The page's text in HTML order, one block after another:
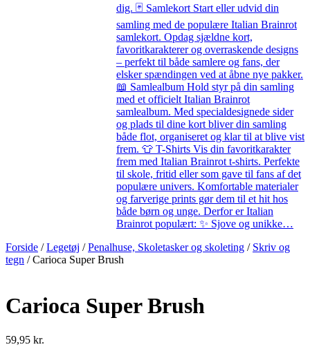
dig. 🃏 Samlekort Start eller udvid din
samling med de populære Italian Brainrot
samlekort. Opdag sjældne kort,
favoritkarakterer og overraskende designs
– perfekt til både samlere og fans, der
elsker spændingen ved at åbne nye pakker.
📖 Samlealbum Hold styr på din samling
med et officielt Italian Brainrot
samlealbum. Med specialdesignede sider
og plads til dine kort bliver din samling
både flot, organiseret og klar til at blive vist
frem. 👕 T-Shirts Vis din favoritkarakter
frem med Italian Brainrot t-shirts. Perfekte
til skole, fritid eller som gave til fans af det
populære univers. Komfortable materialer
og farverige prints gør dem til et hit hos
både børn og unge. Derfor er Italian
Brainrot populært: ✨ Sjove og unikke…
Forside /Legetøj /Penalhuse, Skoletasker og skoleting / Skriv og
tegn / Carioca Super Brush
Carioca Super Brush
59,95 kr.